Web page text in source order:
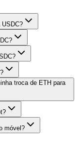
troca de ETH para
móvel?